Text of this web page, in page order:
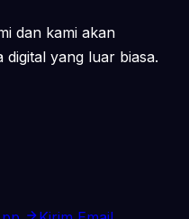
dan kami akan
digital yang luar biasa.